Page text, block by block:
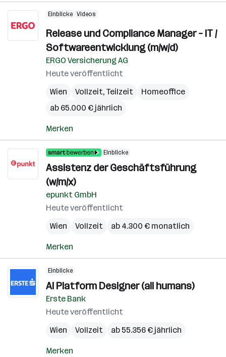
Einblicke Videos
Release und Compliance Manager – IT /
Softwareentwicklung (m/w/d)
ERGO Versicherung AG
Heute veröffentlicht
Wien
Vollzeit, Teilzeit
Homeoffice
ab 65.000 € jährlich
Merken
Einblicke
Assistenz der Geschäftsführung
(w/m/x)
epunkt GmbH
Heute veröffentlicht
Wien
Vollzeit ab 4.300 € monatlich
Merken
Einblicke
AI Platform Designer (all humans)
Erste Bank
Heute veröffentlicht
Wien
Vollzeit ab 55.356 € jährlich
Merken